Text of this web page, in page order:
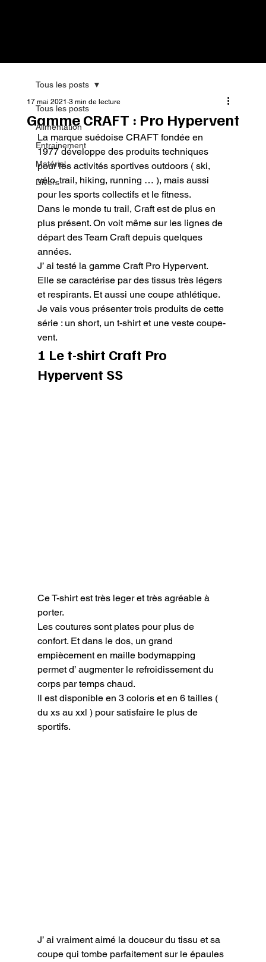
Tous les posts
Alimentation
Entrainement
Matériel
Divers
Tous les posts
Gamme CRAFT : Pro Hypervent
17 mai 2021 3 min de lecture
La marque suédoise CRAFT fondée en
1977 développe des produits techniques
pour les activités sportives outdoors ( ski,
vélo, trail, hiking, running … ), mais aussi
pour les sports collectifs et le fitness.
Dans le monde tu trail, Craft est de plus en
plus présent. On voit même sur les lignes de
départ des Team Craft depuis quelques
années.
J’ ai testé la gamme Craft Pro Hypervent.
Elle se caractérise par des tissus très légers
et respirants. Et aussi une coupe athlétique.
Je vais vous présenter trois produits de cette
série : un short, un t-shirt et une veste coupe-
vent.
1 Le t-shirt Craft Pro
Hypervent SS
Ce T-shirt est très leger et très agréable à
porter.
Les coutures sont plates pour plus de
confort. Et dans le dos, un grand
empiècement en maille bodymapping
permet d’ augmenter le refroidissement du
corps par temps chaud.
Il est disponible en 3 coloris et en 6 tailles (
du xs au xxl ) pour satisfaire le plus de
sportifs.
J’ ai vraiment aimé la douceur du tissu et sa
coupe qui tombe parfaitement sur le épaules